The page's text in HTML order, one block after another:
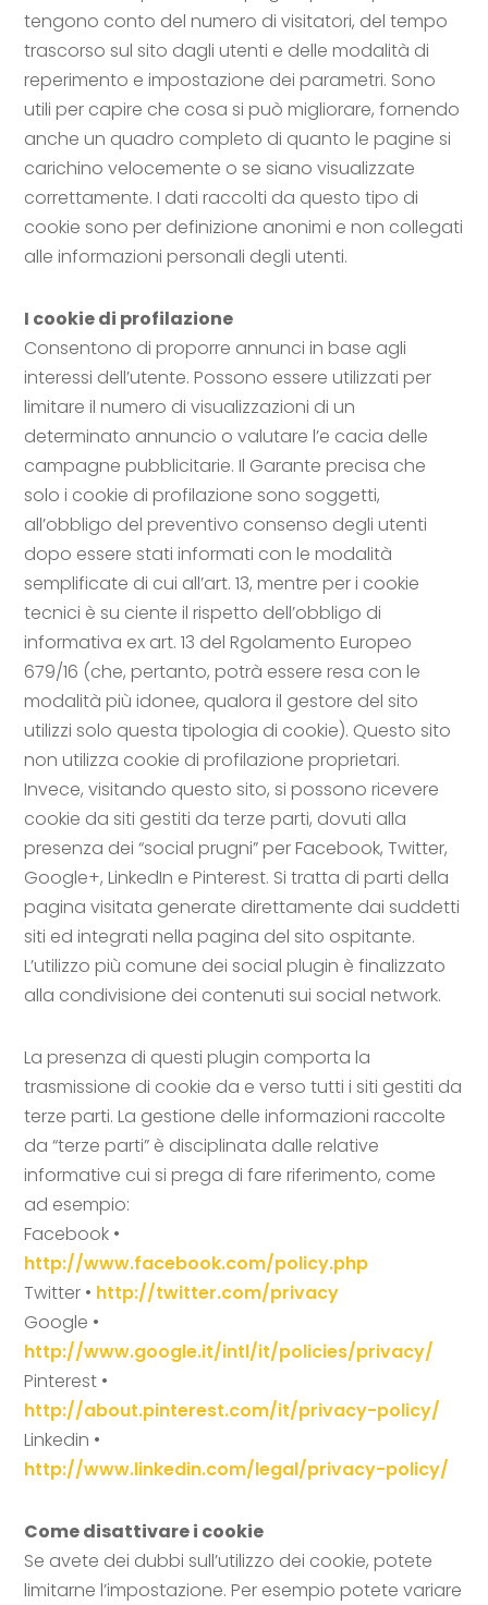
tengono conto del numero di visitatori, del tempo
trascorso sul sito dagli utenti e delle modalità di
reperimento e impostazione dei parametri. Sono
utili per capire che cosa si può migliorare, fornendo
anche un quadro completo di quanto le pagine si
carichino velocemente o se siano visualizzate
correttamente. I dati raccolti da questo tipo di
cookie sono per definizione anonimi e non collegati
alle informazioni personali degli utenti.
I cookie di profilazione
Consentono di proporre annunci in base agli
interessi dell’utente. Possono essere utilizzati per
limitare il numero di visualizzazioni di un
determinato annuncio o valutare l’e cacia delle
campagne pubblicitarie. Il Garante precisa che
solo i cookie di profilazione sono soggetti,
all’obbligo del preventivo consenso degli utenti
dopo essere stati informati con le modalità
semplificate di cui all’art. 13, mentre per i cookie
tecnici è su ciente il rispetto dell’obbligo di
informativa ex art. 13 del Rgolamento Europeo
679/16 (che, pertanto, potrà essere resa con le
modalità più idonee, qualora il gestore del sito
utilizzi solo questa tipologia di cookie). Questo sito
non utilizza cookie di profilazione proprietari.
Invece, visitando questo sito, si possono ricevere
cookie da siti gestiti da terze parti, dovuti alla
presenza dei “social prugni” per Facebook, Twitter,
Google+, LinkedIn e Pinterest. Si tratta di parti della
pagina visitata generate direttamente dai suddetti
siti ed integrati nella pagina del sito ospitante.
L’utilizzo più comune dei social plugin è finalizzato
alla condivisione dei contenuti sui social network.
La presenza di questi plugin comporta la
trasmissione di cookie da e verso tutti i siti gestiti da
terze parti. La gestione delle informazioni raccolte
da “terze parti” è disciplinata dalle relative
informative cui si prega di fare riferimento, come
ad esempio:
Facebook •
http://www.facebook.com/policy.php
Twitter • http://twitter.com/privacy
Google •
http://www.google.it/intl/it/policies/privacy/
Pinterest •
http://about.pinterest.com/it/privacy-policy/
Linkedin •
http://www.linkedin.com/legal/privacy-policy/
Come disattivare i cookie
Se avete dei dubbi sull’utilizzo dei cookie, potete
limitarne l’impostazione. Per esempio potete variare